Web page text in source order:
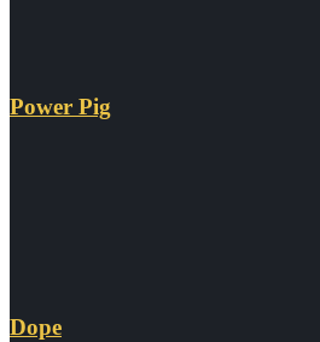
Power Pig
Dope